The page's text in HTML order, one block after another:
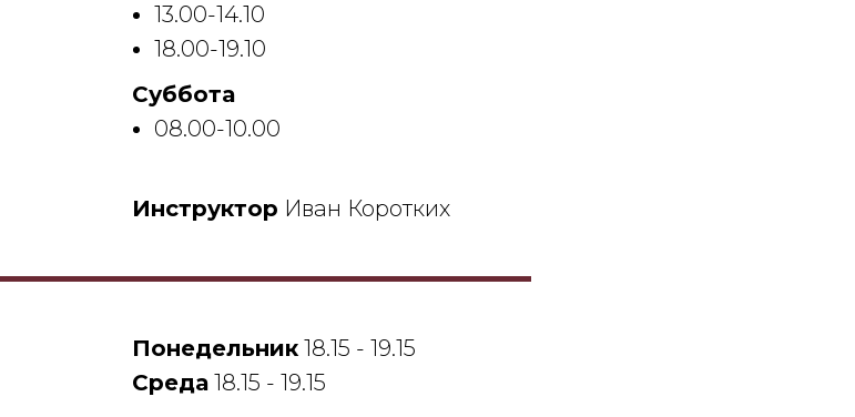
13.00-14.10
18.00-19.10
Суббота
08.00-10.00
Инструктор Иван Коротких
Понедельник 18.15 - 19.15
Среда 18.15 - 19.15